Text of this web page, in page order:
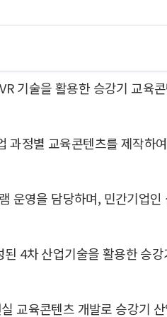
기술을 활용한 승강기 교육
과정별 교육콘텐츠를 제작하
운영을 담당하며, 민간기업
4차 산업기술을 활용한 승
교육콘텐츠 개발로 승강기